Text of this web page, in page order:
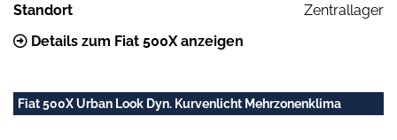
Standort
Zentrallager
Details zum Fiat 500X anzeigen
Fiat 500X Urban Look Dyn. Kurvenlicht Mehrzonenklima